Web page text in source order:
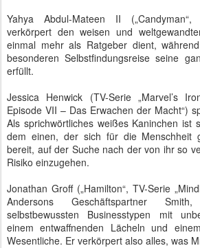
Yahya Abdul-Mateen II („Candyman“,
verkörpert den weisen und
einmal mehr als Ratgeber dient,
besonderen Selbstfindungsreise seine
erfüllt.
Jessica Henwick (TV-Serie „Marvel’s
Episode VII – Das Erwachen der Macht“)
Als sprichwörtliches weißes Kaninchen ist
dem einen, der sich für die Menschheit
bereit, auf der Suche nach der von ihr so
Risiko einzugehen.
Jonathan Groff („Hamilton“, TV-Serie
Andersons Geschäftspartner
selbstbewussten Businesstypen mit
einem entwaffnenden Lächeln und
Wesentliche. Er verkörpert also alles, was